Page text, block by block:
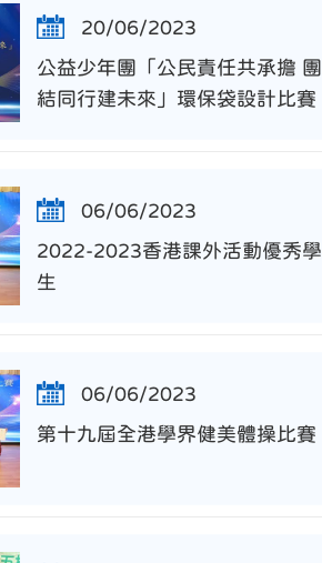
20/06/2023
公益少年團「公民責任共承擔 團
結同行建未來」環保袋設計比賽
06/06/2023
2022-2023香港課外活動優秀學
生
06/06/2023
第十九屆全港學界健美體操比賽